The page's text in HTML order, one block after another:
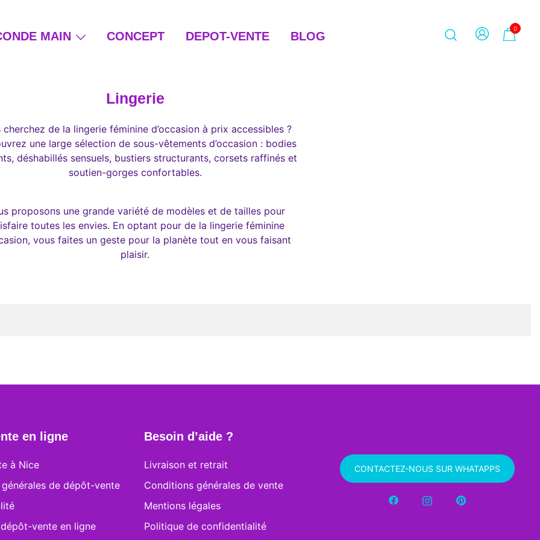
MAIN CONCEPT DEPOT-VENTE BLOG
0
Lingerie
cherchez de la lingerie féminine d’occasion à prix accessibles ?
une large sélection de sous-vêtements d’occasion : bodies
déshabillés sensuels, bustiers structurants, corsets raffinés et
soutien-gorges confortables.
proposons une grande variété de modèles et de tailles pour
toutes les envies. En optant pour de la lingerie féminine
vous faites un geste pour la planète tout en vous faisant
plaisir.
en ligne
à Nice
de dépôt-vente
vente en ligne
Besoin d’aide ?
Livraison et retrait
Conditions générales de vente
Mentions légales
Politique de confidentialité
CONTACTEZ-NOUS SUR WHATAPPS